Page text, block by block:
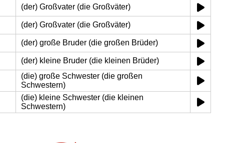
(der) Großvater (die Großväter)
(der) Großvater (die Großväter)
(der) große Bruder (die großen Brüder)
(der) kleine Bruder (die kleinen Brüder)
(die) große Schwester (die großen
Schwestern)
(die) kleine Schwester (die kleinen
Schwestern)